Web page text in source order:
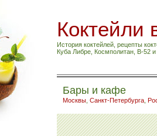
Коктейли
История коктейлей, рецепты
Куба Либре, Космполитан, B-52
Бары и кафе
Москвы Санкт-Петербурга